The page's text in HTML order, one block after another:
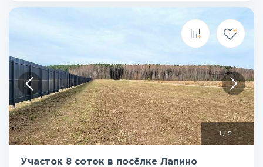
/ 5
Участок 8 соток в посёлке Лапино